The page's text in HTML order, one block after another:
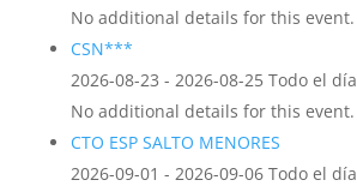
No additional details for this event.
CSN***
2026-08-23 - 2026-08-25 Todo el día
No additional details for this event.
CTO ESP SALTO MENORES
2026-09-01 - 2026-09-06 Todo el día